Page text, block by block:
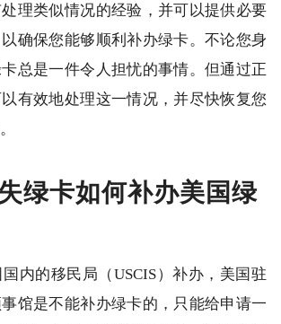
理类似情况的经验，并可以提供必要
确保您能够顺利补办绿卡。不论您身
总是一件令人担忧的事情。但通过正
有效地处理这一情况，并尽快恢复您
绿卡如何补办美国绿
内的移民局（USCIS）补办，美国驻
馆是不能补办绿卡的，只能给申请一